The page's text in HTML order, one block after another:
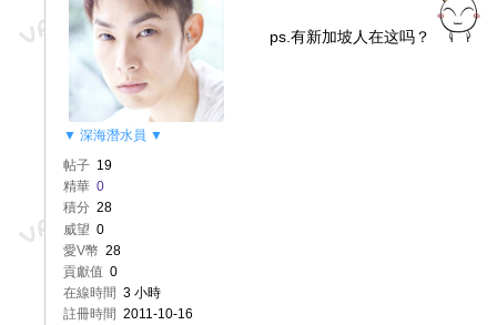
▼ 深海潛水員 ▼
帖子 19
精華 0
積分 28
威望 0
愛V幣 28
貢獻值 0
在線時間 3 小時
註冊時間 2011-10-16
ps.有新加坡人在这吗？